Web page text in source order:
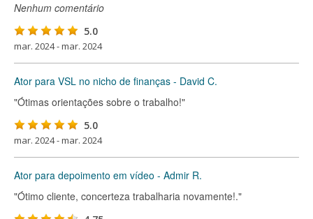
Nenhum comentário
5.0
mar. 2024 - mar. 2024
Ator para VSL no nicho de finanças - David C.
"Ótimas orientações sobre o trabalho!"
5.0
mar. 2024 - mar. 2024
Ator para depoimento em vídeo - Admir R.
"Ótimo cliente, concerteza trabalharia novamente!."